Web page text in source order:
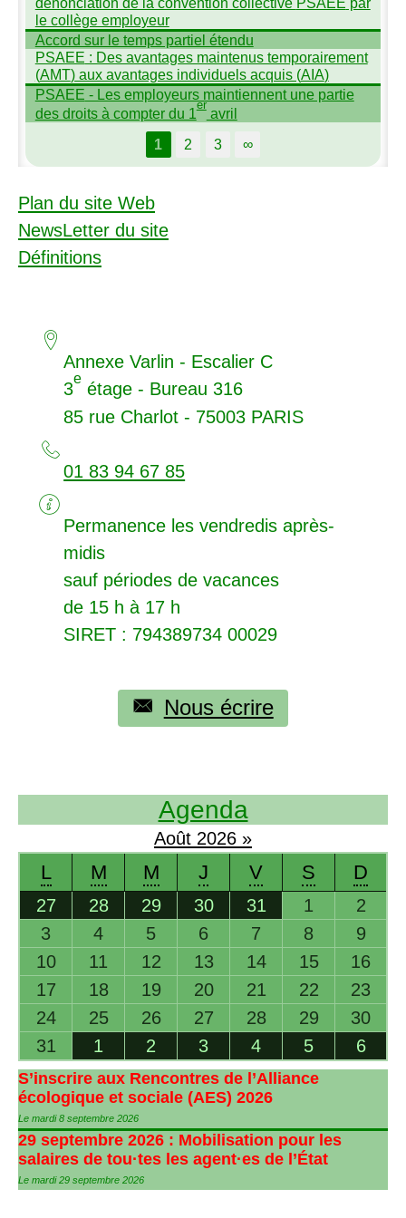
le collège employeur
Accord sur le temps partiel étendu
PSAEE : Des avantages maintenus temporairement
(AMT) aux avantages individuels acquis (AIA)
PSAEE - Les employeurs maintiennent une partie
des droits à compter du 1eravril
1
2 3 ∞
Plan du site Web
NewsLetter du site
Définitions
Annexe Varlin - Escalier C
3
e
étage - Bureau 316
85 rue Charlot - 75003 PARIS
01 83 94 67 85
Permanence les vendredis après-
midis
sauf périodes de vacances
de 15 h à 17 h
SIRET: 794389734 00029
Nous écrire
Agenda
Août 2026 »
L M M J V S D
27 28 29 30 31 1
2
3
4 5 6 7 8
9
10
11 12 13 14 15
16
17
18 19 20 21 22
23
24
25 26 27 28 29
30
31
1 2 3 4 5 6
S’inscrire aux Rencontres de l’Alliance
écologique et sociale (AES) 2026
Le mardi 8 septembre 2026
29 septembre 2026 : Mobilisation pour les
salaires de tou·tes les agent·es de l’État
Le mardi 29 septembre 2026